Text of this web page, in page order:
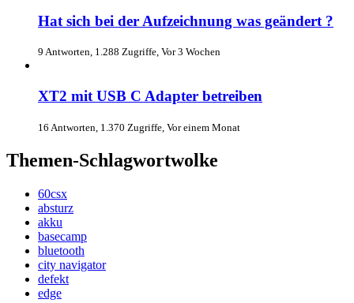
Hat sich bei der Aufzeichnung was geändert ?
9 Antworten, 1.288 Zugriffe, Vor 3 Wochen
XT2 mit USB C Adapter betreiben
16 Antworten, 1.370 Zugriffe, Vor einem Monat
Themen-Schlagwortwolke
60csx
absturz
akku
basecamp
bluetooth
city navigator
defekt
edge